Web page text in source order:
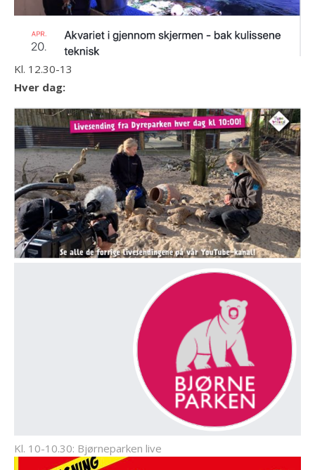
Kl. 12.30-13
Hver dag:
Kl. 10-10.30: Bjørneparken live